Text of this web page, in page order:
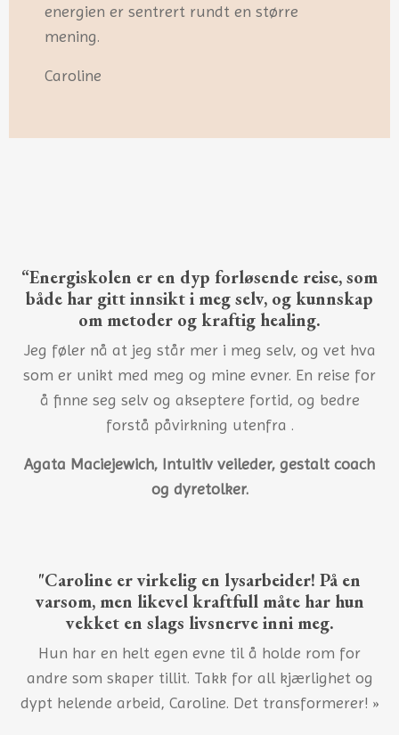
energien er sentrert rundt en større
mening.
Caroline
“Energiskolen er en dyp forløsende reise, som
både har gitt innsikt i meg selv, og kunnskap
om metoder og kraftig healing.
Jeg føler nå at jeg står mer i meg selv, og vet hva
som er unikt med meg og mine evner. En reise for
å finne seg selv og akseptere fortid, og bedre
forstå påvirkning utenfra .
Agata Maciejewich, Intuitiv veileder, gestalt coach
og dyretolker.
"Caroline er virkelig en lysarbeider! På en
varsom, men likevel kraftfull måte har hun
vekket en slags livsnerve inni meg.
Hun har en helt egen evne til å holde rom for
andre som skaper tillit. Takk for all kjærlighet og
dypt helende arbeid, Caroline. Det transformerer! »